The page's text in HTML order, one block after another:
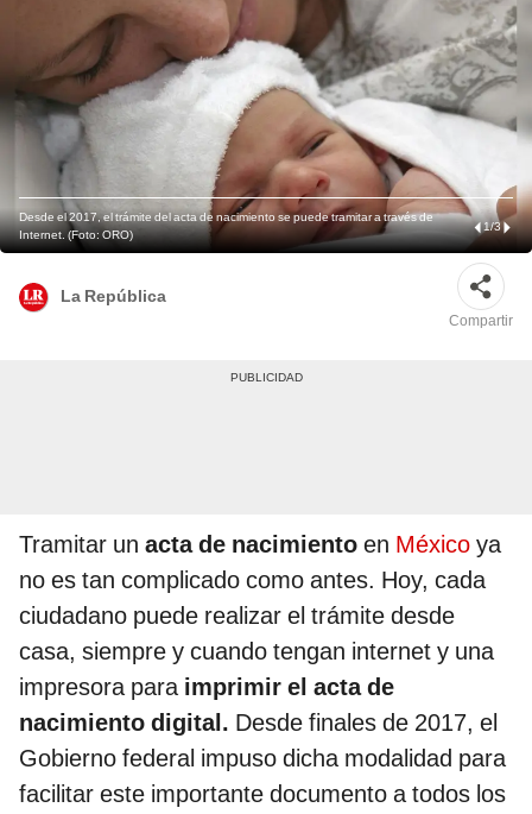
Desde el 2017, el trámite del acta de nacimiento se puede tramitar a través de
Internet. (Foto: ORO)
1/3
La República
Compartir
Tramitar un acta de nacimiento en México ya
no es tan complicado como antes. Hoy, cada
ciudadano puede realizar el trámite desde
casa, siempre y cuando tengan internet y una
impresora para imprimir el acta de
nacimiento digital. Desde finales de 2017, el
Gobierno federal impuso dicha modalidad para
facilitar este importante documento a todos los